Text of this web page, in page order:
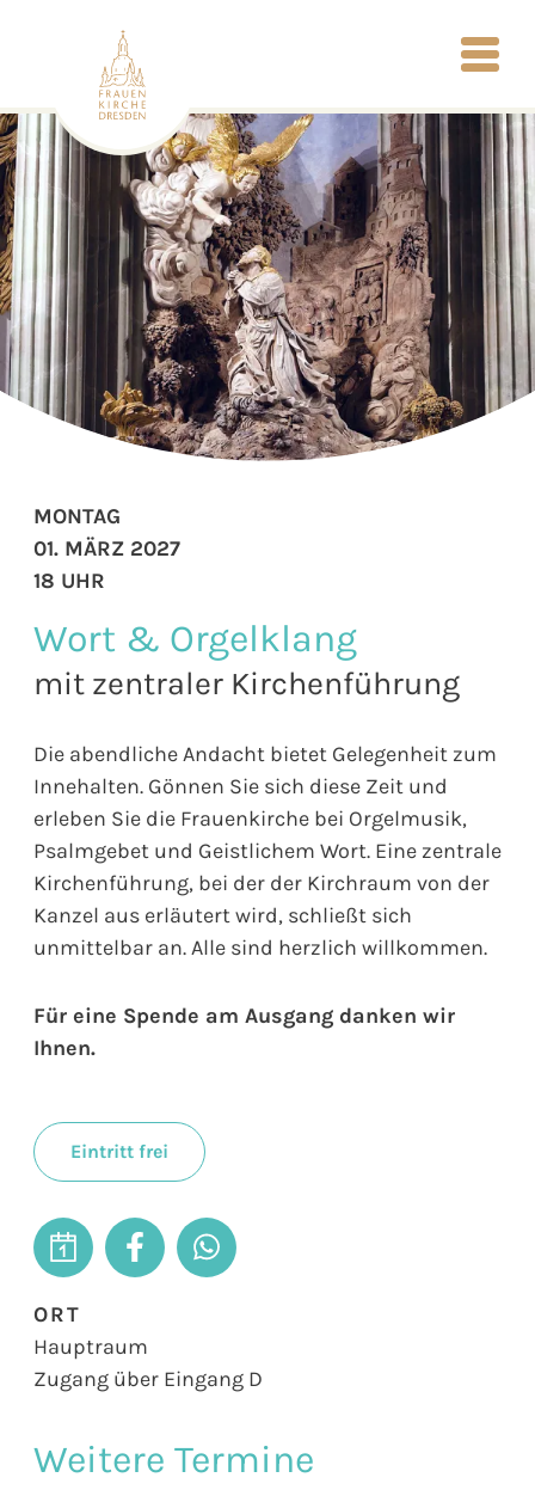
Wort & Orgelklang
mit zentraler Kirchenführung
Die abendliche Andacht bietet Gelegenheit zum
Innehalten. Gönnen Sie sich diese Zeit und
erleben Sie die Frauenkirche bei Orgelmusik,
Psalmgebet und Geistlichem Wort. Eine zentrale
Kirchenführung, bei der der Kirchraum von der
Kanzel aus erläutert wird, schließt sich
unmittelbar an. Alle sind herzlich willkommen.
Für eine Spende am Ausgang danken wir
Ihnen.
Eintritt frei
MONTAG
01. MÄRZ 2027
18 UHR
ORT
Hauptraum
Zugang über Eingang D
Weitere Termine